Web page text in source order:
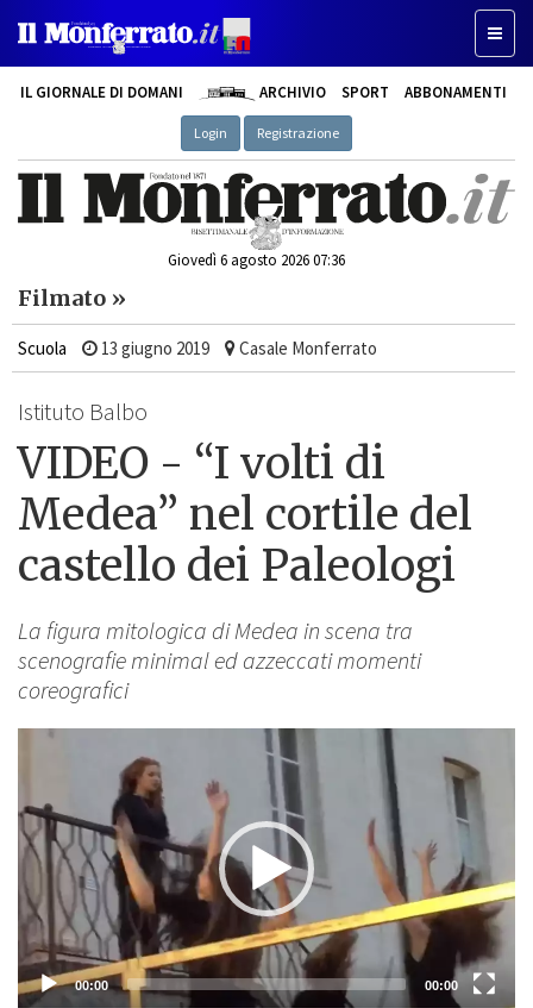
IL GIORNALE DI DOMANI ARCHIVIO SPORT ABBONAMENTI
Login Registrazione
Giovedì 6 agosto 2026 07:36
Filmato »
Scuola 13 giugno 2019 Casale Monferrato
Istituto Balbo
VIDEO - “I volti di
Medea” nel cortile del
castello dei Paleologi
La figura mitologica di Medea in scena tra
scenografie minimal ed azzeccati momenti
coreografici
Lettore
00:00 00:00